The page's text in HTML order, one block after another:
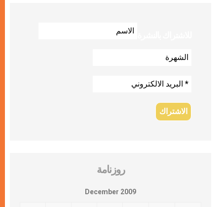
روزنامة
December 2009